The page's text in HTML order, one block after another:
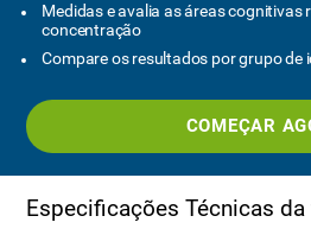
Medidas e avalia as áreas cognitivas
concentração
Compare os resultados por grupo de
COMEÇAR
Especificações Técnicas